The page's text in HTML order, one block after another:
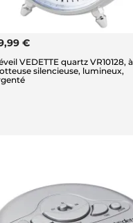
€
VEDETTE quartz VR10128, à
silencieuse, lumineux,